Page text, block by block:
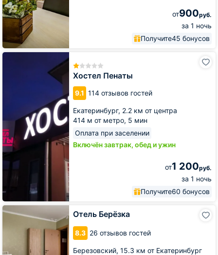
от900руб.
за 1 ночь
Получите45 бонусов
Хостел Пенаты
9.1 114 отзывов гостей
Екатеринбург, 2.2 км от центра
414 м от метро, 5 мин
Оплата при заселении
Включён завтрак, обед и ужин
от1 200руб.
за 1 ночь
Получите60 бонусов
Хостел
Отель Берёзка
8.3 26 отзывов гостей
Березовский, 15.3 км от Екатеринбург
Отель
Берёзка